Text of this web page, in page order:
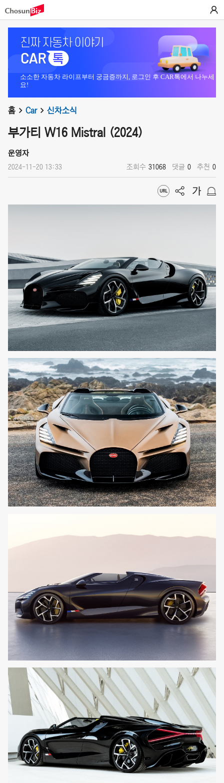
소소한 자동차 라이프부터 궁금증까지, 로그인 후 CAR톡에서 나누세
요!
홈 Car 신차소식
부가티 W16 Mistral (2024)
운영자
2024-11-20 13:33 조회수 31068 댓글 0 추천 0